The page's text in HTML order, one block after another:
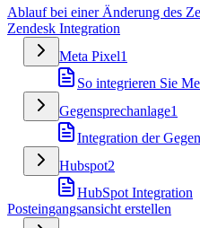
Ablauf bei einer Änderung des
Zendesk Integration
Meta Pixel1
So integrieren Sie
Gegensprechanlage1
Integration der
Hubspot2
HubSpot Integration
Posteingangsansicht erstellen